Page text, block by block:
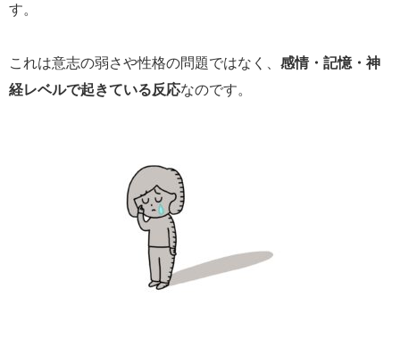
す。
これは意志の弱さや性格の問題ではなく、 感情・記憶・神
経レベルで起きている反応なのです。